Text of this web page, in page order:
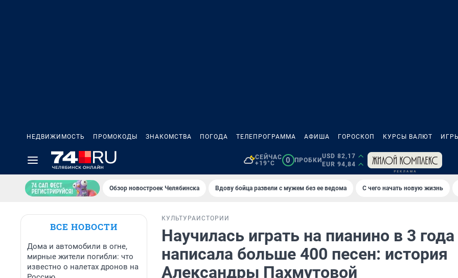
НЕДВИЖИМОСТЬ ПРОМОКОДЫ ЗНАКОМСТВА ПОГОДА ТЕЛЕПРОГРАММА АФИША ГОРОСКОП КУРСЫ ВАЛЮТ
СЕЙЧАС
+19°C
0 ПРОБКИ
USD 82,17
EUR 94,84
Обзор новостроек Челябинска Вдову бойца развели с мужем без ее ведома С чего начать новую жизнь
ВСЕ НОВОСТИ
Дома и автомобили в огне,
мирные жители погибли: что
известно о налетах дронов на
КУЛЬТУРА ИСТОРИИ
Научилась играть на пианино в 3
написала больше 400 песен: история
Александры Пахмутовой